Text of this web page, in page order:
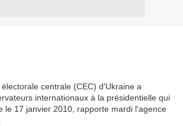
centrale (CEC) d'Ukraine a
internationaux à la présidentielle qui
le 17 janvier 2010, rapporte mardi l'agence